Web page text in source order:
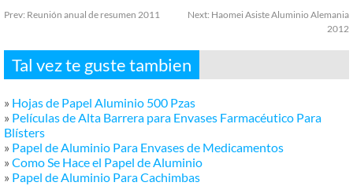
Prev: Reunión anual de resumen 2011 Next: Haomei Asiste Aluminio Alemania
2012
Tal vez te guste tambien
» Hojas de Papel Aluminio 500 Pzas
» Películas de Alta Barrera para Envases Farmacéutico Para
Blísters
» Papel de Aluminio Para Envases de Medicamentos
» Como Se Hace el Papel de Aluminio
» Papel de Aluminio Para Cachimbas